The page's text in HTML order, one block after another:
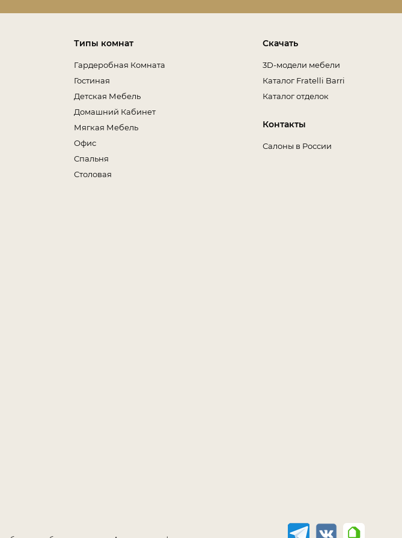
Типы комнат
Гардеробная Комната
Гостиная
Детская Мебель
Домашний Кабинет
Мягкая Мебель
Офис
Спальня
Столовая
Скачать
3D-модели мебели
Каталог Fratelli Barri
Каталог отделок
Контакты
Салоны в России